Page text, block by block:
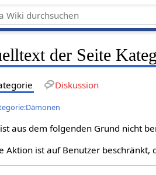
der Seite
Diskussion
aus dem folgenden Grund nicht
Aktion ist auf Benutzer beschränkt,